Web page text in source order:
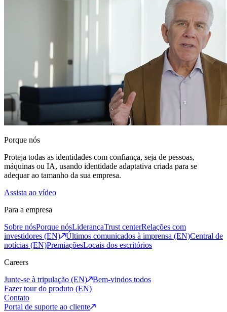
Porque nós
Proteja todas as identidades com confiança, seja de pessoas,
máquinas ou IA, usando identidade adaptativa criada para se
adequar ao tamanho da sua empresa.
Assista ao vídeo
Para a empresa
Sobre nósPorque nósLiderançaTrust centerRelações com
investidores (EN)
Últimos comunicados à imprensa (EN)Central de
notícias (EN)PremiaçõesLocais dos escritórios
Careers
Junte-se à tripulação (EN)
Bem-vindos todos
Fazer tour do produto (EN)
Contato
Portal de suporte ao cliente